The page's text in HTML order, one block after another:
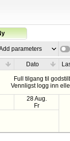
parameters
Dato
Full tilgang til
Vennligst logg inn
28 Aug.
Fr